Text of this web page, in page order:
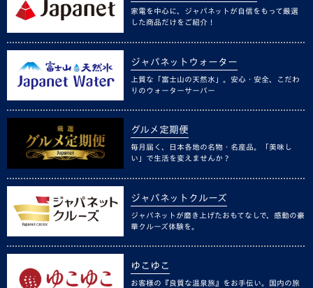
家電を中心に、ジャパネットが自信をもって厳選
した商品だけをご紹介！
ジャパネットウォーター
上質な「富士山の天然水」。安心・安全、こだわ
りのウォーターサーバー
グルメ定期便
毎月届く、日本各地の名物・名産品。「美味し
い」で生活を変えませんか？
ジャパネットクルーズ
ジャパネットが磨き上げたおもてなしで、感動の豪
華クルーズ体験を。
ゆこゆこ
お客様の『良質な温泉旅』をお手伝い。国内の旅